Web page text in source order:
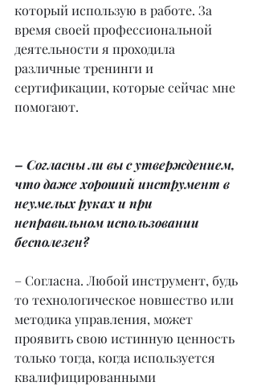
который использую в работе. За
время своей профессиональной
деятельности я проходила
различные тренинги и
сертификации, которые сейчас мне
помогают.
– Согласны ли вы с утверждением,
что даже хороший инструмент в
неумелых руках и при
неправильном использовании
бесполезен?
– Согласна. Любой инструмент, будь
то технологическое новшество или
методика управления, может
проявить свою истинную ценность
только тогда, когда используется
квалифицированными